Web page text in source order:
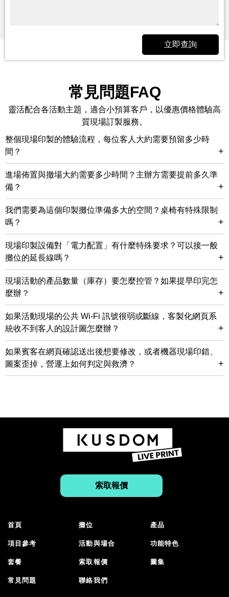
立即查詢
整個現場印製的體驗流程，每位客人大約需要預留多少時
間？
+
進場佈置與撤場大約需要多少時間？主辦方需要提前多久準
備？
+
我們需要為這個印製攤位準備多大的空間？桌椅有特殊限制
嗎？
+
現場印製設備對「電力配置」有什麼特殊要求？可以接一般
攤位的延長線嗎？
+
現場活動的產品數量（庫存）要怎麼控管？如果提早印完怎
麼辦？
+
如果活動現場的公共 Wi-Fi 訊號很弱或斷線，客製化網頁系
統收不到客人的設計圖怎麼辦？
+
如果賓客在網頁確認送出後想要修改，或者機器現場印錯、
圖案歪掉，營運上如何判定與救濟？
+
常見問題FAQ
靈活配合各活動主題，適合小預算客戶，以優惠價格體驗高
質現場訂製服務。
索取報價
首頁 攤位 產品
項目參考 活動與場合 功能特色
套餐 索取報價 圖集
常見問題 聯絡我們